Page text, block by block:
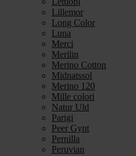
Lillemor
Long Color
Luna
Merci
Merilin
Merino Cotton
Midnatssol
Merino 120
Mille colori
Natur Uld
Parigi
Peer Gynt
Pernilla
Peruvian